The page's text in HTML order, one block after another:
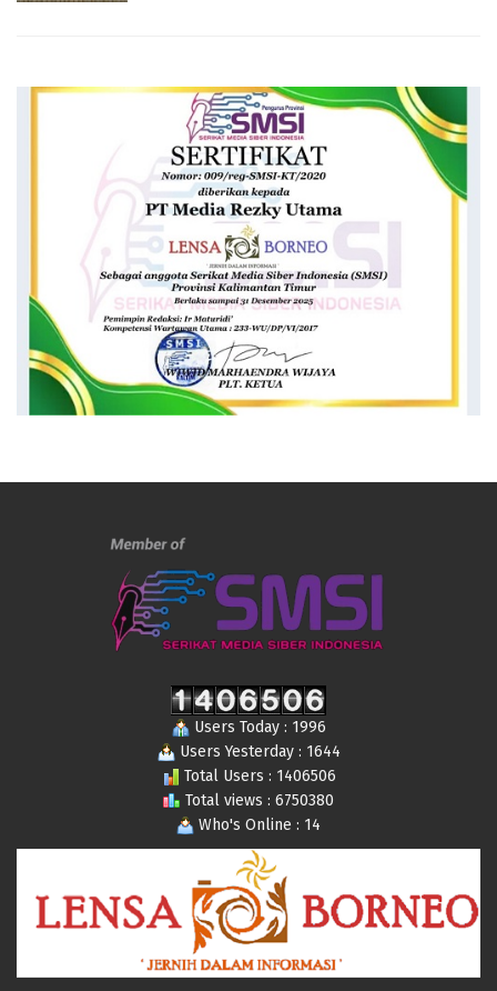
Users Today : 1996
Users Yesterday : 1644
Total Users : 1406506
Total views : 6750380
Who's Online : 14